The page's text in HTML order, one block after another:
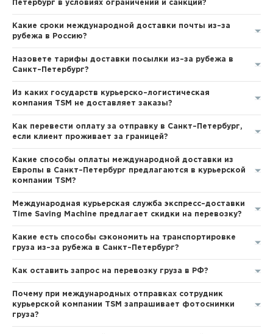
Петербург в условиях ограничений и санкций?
Какие сроки международной доставки почты из–за
рубежа в Россию?
Назовете тарифы доставки посылки из–за рубежа в
Санкт–Петербург?
Из каких государств курьерско–логистическая
компания TSM не доставляет заказы?
Как перевести оплату за отправку в Санкт–Петербург,
если клиент проживает за границей?
Какие способы оплаты международной доставки из
Европы в Санкт–Петербург предлагаются в курьерской
компании TSM?
Международная курьерская служба экспресс–доставки
Time Saving Machine предлагает скидки на перевозку?
Какие есть способы сэкономить на транспортировке
груза из–за рубежа в Санкт–Петербург?
Как оставить запрос на перевозку груза в РФ?
Почему при международных отправках сотрудник
курьерской компании TSM запрашивает фотоснимки
груза?